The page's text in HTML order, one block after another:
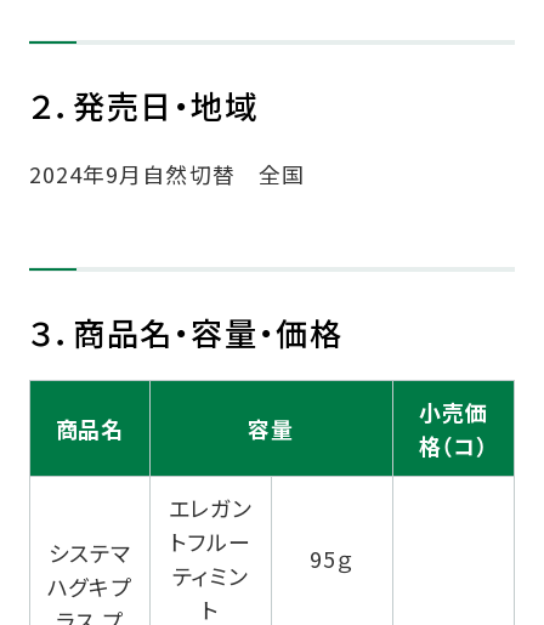
２．発売日・地域
2024年9月自然切替 全国
３．商品名・容量・価格
商品名 容量
小売価
格（コ）
システマ
ハグキプ
エレガン
トフルー
ティミン
ト
95ｇ